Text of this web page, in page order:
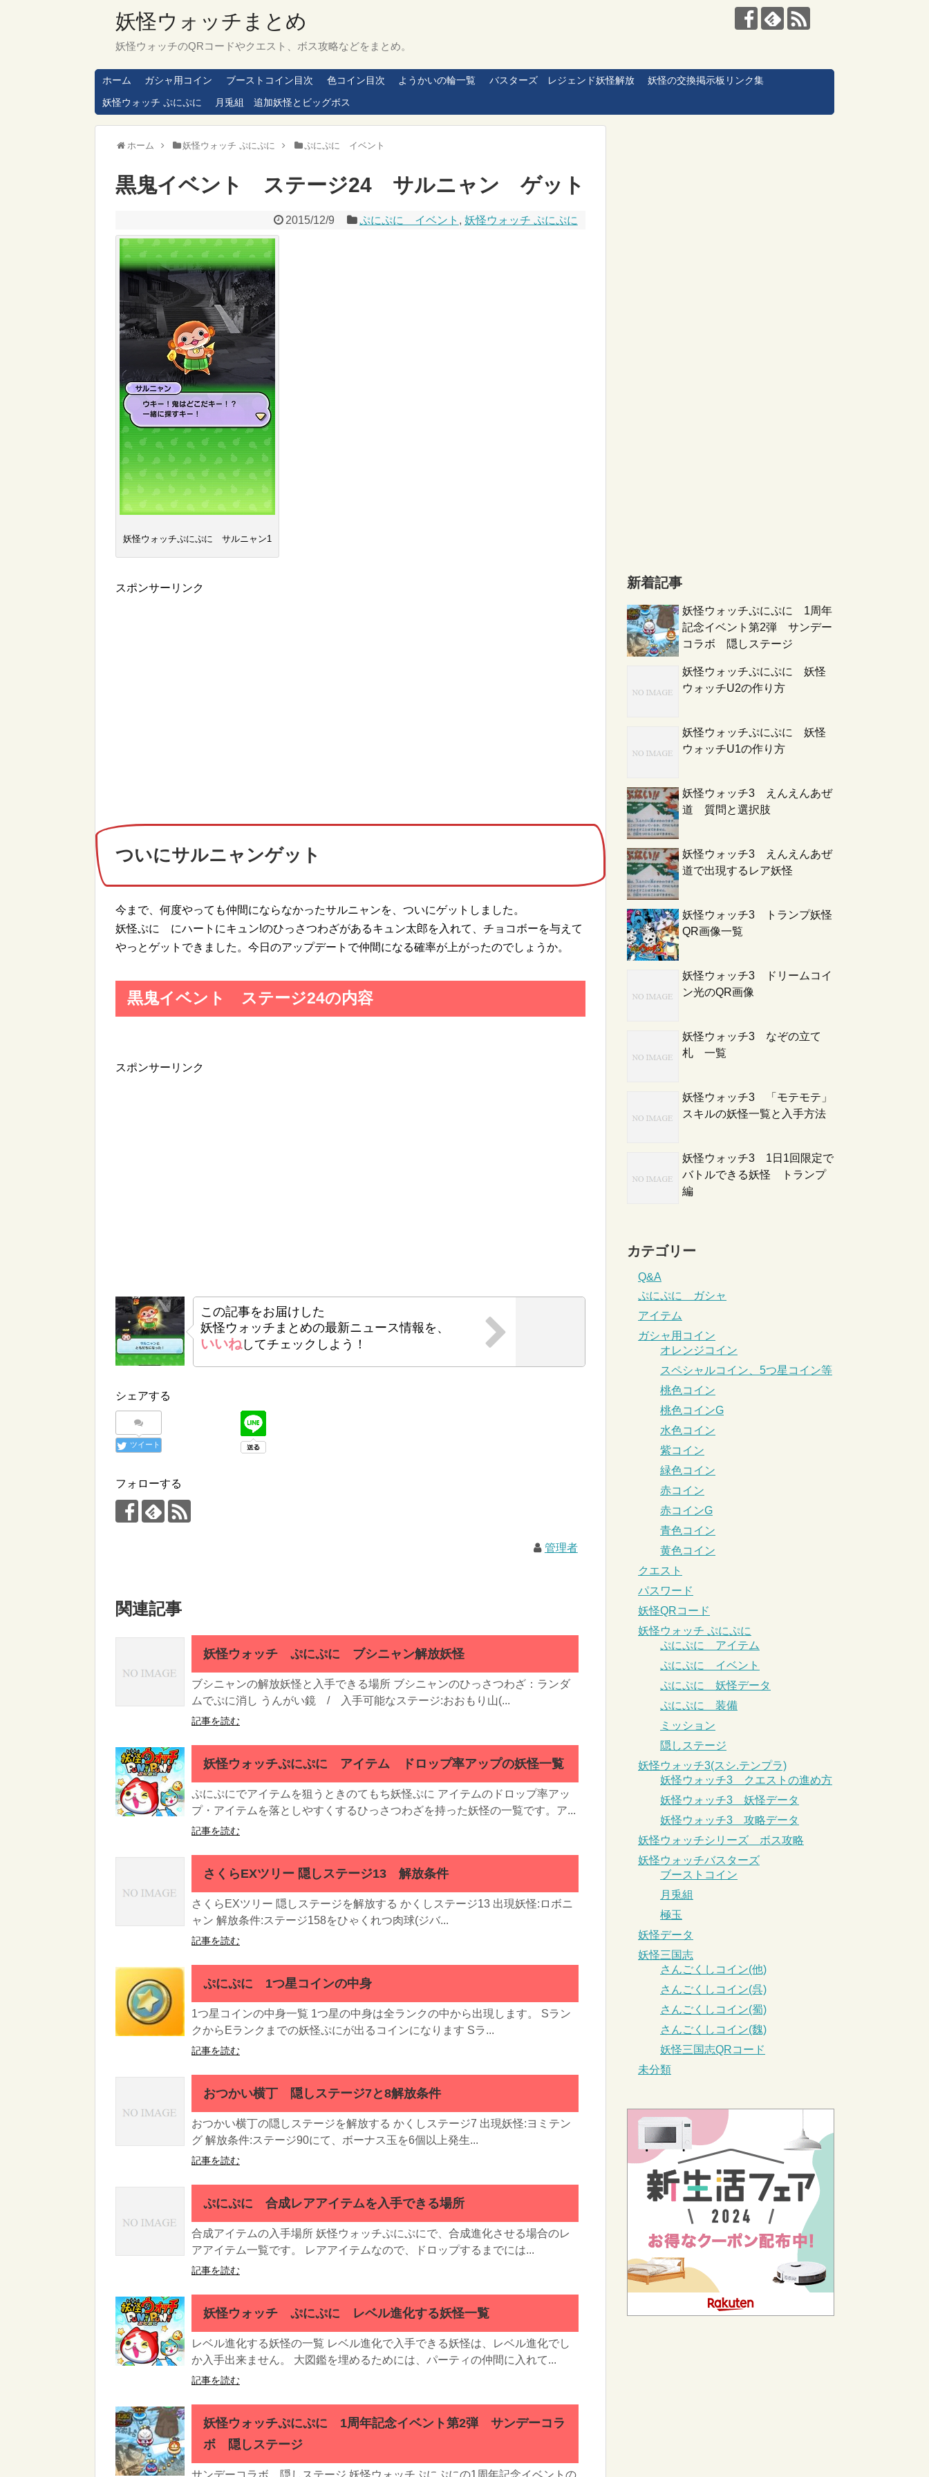
妖怪ウォッチまとめ
妖怪ウォッチのQRコードやクエスト、ボス攻略などをまとめ。
ホーム ガシャ用コイン ブーストコイン目次 色コイン目次 ようかいの輪一覧 バスターズ レジェンド妖怪解放
妖怪の交換掲示板リンク集
妖怪ウォッチ ぷにぷに
月兎組 追加妖怪とビッグボス
ホーム 妖怪ウォッチ ぷにぷに ぷにぷに イベント
黒鬼イベント ステージ24 サルニャン ゲット
2015/12/9 ぷにぷに イベント , 妖怪ウォッチ ぷにぷに
妖怪ウォッチぷにぷに サルニャン1
スポンサーリンク
ついにサルニャンゲット
今まで、何度やっても仲間にならなかったサルニャンを、ついにゲットしました。
妖怪ぷに にハートにキュン!のひっさつわざがあるキュン太郎を入れて、チョコボーを与えて
やっとゲットできました。今日のアップデートで仲間になる確率が上がったのでしょうか。
黒鬼イベント ステージ24の内容
スポンサーリンク
この記事をお届けした
妖怪ウォッチまとめの最新ニュース情報を、
いいね してチェックしよう！
シェアする
ツイート
フォローする
管理者
関連記事
妖怪ウォッチ ぷにぷに ブシニャン解放妖怪
ブシニャンの解放妖怪と入手できる場所 ブシニャンのひっさつわざ：ランダ
ムでぷに消し うんがい鏡 / 入手可能なステージ:おおもり山(...
記事を読む
妖怪ウォッチぷにぷに アイテム ドロップ率アップの妖怪一覧
ぷにぷにでアイテムを狙うときのてもち妖怪ぷに アイテムのドロップ率アッ
プ・アイテムを落としやすくするひっさつわざを持った妖怪の一覧です。ア...
記事を読む
さくらEXツリー 隠しステージ13 解放条件
さくらEXツリー 隠しステージを解放する かくしステージ13 出現妖怪:ロボニ
ャン 解放条件:ステージ158をひゃくれつ肉球(ジバ...
記事を読む
ぷにぷに 1つ星コインの中身
1つ星コインの中身一覧 1つ星の中身は全ランクの中から出現します。 Sラン
クからEランクまでの妖怪ぷにが出るコインになります Sラ...
記事を読む
おつかい横丁 隠しステージ7と8解放条件
おつかい横丁の隠しステージを解放する かくしステージ7 出現妖怪:ヨミテン
グ 解放条件:ステージ90にて、ボーナス玉を6個以上発生...
記事を読む
ぷにぷに 合成レアアイテムを入手できる場所
合成アイテムの入手場所 妖怪ウォッチぷにぷにで、合成進化させる場合のレ
アアイテム一覧です。 レアアイテムなので、ドロップするまでには...
記事を読む
妖怪ウォッチ ぷにぷに レベル進化する妖怪一覧
レベル進化する妖怪の一覧 レベル進化で入手できる妖怪は、レベル進化でし
か入手出来ません。 大図鑑を埋めるためには、パーティの仲間に入れて...
記事を読む
妖怪ウォッチぷにぷに 1周年記念イベント第2弾 サンデーコラ
ボ 隠しステージ
サンデーコラボ 隠しステージ 妖怪ウォッチぷにぷにの1周年記念イベントの
新着記事
妖怪ウォッチぷにぷに 1周年
記念イベント第2弾 サンデー
コラボ 隠しステージ
妖怪ウォッチぷにぷに 妖怪
ウォッチU2の作り方
妖怪ウォッチぷにぷに 妖怪
ウォッチU1の作り方
妖怪ウォッチ3 えんえんあぜ
道 質問と選択肢
妖怪ウォッチ3 えんえんあぜ
道で出現するレア妖怪
妖怪ウォッチ3 トランプ妖怪
QR画像一覧
妖怪ウォッチ3 ドリームコイ
ン光のQR画像
妖怪ウォッチ3 なぞの立て
札 一覧
妖怪ウォッチ3 「モテモテ」
スキルの妖怪一覧と入手方法
妖怪ウォッチ3 1日1回限定で
バトルできる妖怪 トランプ
編
カテゴリー
Q&A
ぷにぷに ガシャ
アイテム
ガシャ用コイン
オレンジコイン
スペシャルコイン、5つ星コイン等
桃色コイン
桃色コインG
水色コイン
紫コイン
緑色コイン
赤コイン
赤コインG
青色コイン
黄色コイン
クエスト
パスワード
妖怪QRコード
妖怪ウォッチ ぷにぷに
ぷにぷに アイテム
ぷにぷに イベント
ぷにぷに 妖怪データ
ぷにぷに 装備
ミッション
隠しステージ
妖怪ウォッチ3(スシ.テンプラ)
妖怪ウォッチ3 クエストの進め方
妖怪ウォッチ3 妖怪データ
妖怪ウォッチ3 攻略データ
妖怪ウォッチシリーズ ボス攻略
妖怪ウォッチバスターズ
ブーストコイン
月兎組
極玉
妖怪データ
妖怪三国志
さんごくしコイン(他)
さんごくしコイン(呉)
さんごくしコイン(蜀)
さんごくしコイン(魏)
妖怪三国志QRコード
未分類